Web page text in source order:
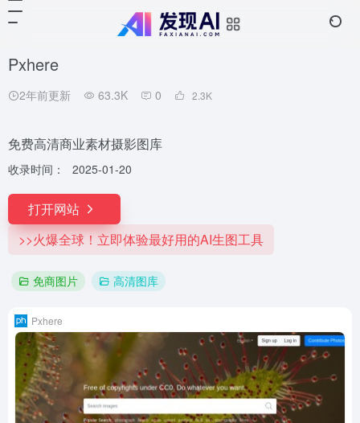
Pxhere
2年前更新 63.3K 0 2.3K
免费高清商业素材摄影图库
收录时间： 2025-01-20
打开网站
>>火爆全球！立即体验最好用的AI生图工具
免商图片 高清图库
Pxhere